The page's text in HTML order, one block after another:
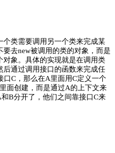
类需要调用另一个类来完成某
去new被调用的类的对象，而是
象。具体的实现就是在调用类
后通过调用接口的函数来完成任
C，那么在A里面用C定义一个
面创建，而是通过A的上下文来
B分开了，他们之间靠接口C来